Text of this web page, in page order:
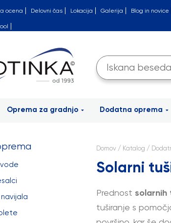
ocena Delovni čas Lokacija Galerija Blog in novice
Oprema za gradnjo Dodatna oprema
Domov/ Katalog /
Solarni
Prednost solarnih
tuširanje s